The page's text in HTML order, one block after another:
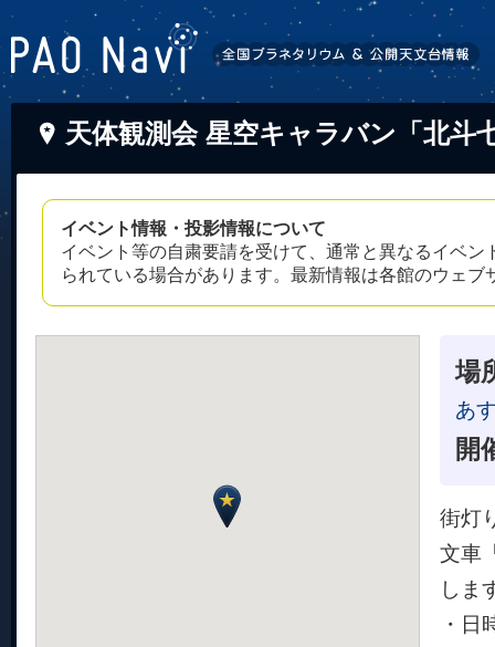
天体観測会 星空キャラバン「北斗
イベント情報・投影情報について
イベント等の自粛要請を受けて、通常と異なるイベ
られている場合があります。最新情報は各館のウェ
場
あ
開
街灯
文車
しま
・日